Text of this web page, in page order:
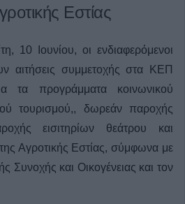
Εστίας
10 Ιουνίου, οι ενδιαφερόμενοι
αιτήσεις συμμετοχής στα ΚΕΠ
τα προγράμματα κοινωνικού
τουρισμού,, δωρεάν παροχής
εισιτηρίων θεάτρου και
Αγροτικής Εστίας, σύμφωνα με
Συνοχής και Οικογένειας και τον